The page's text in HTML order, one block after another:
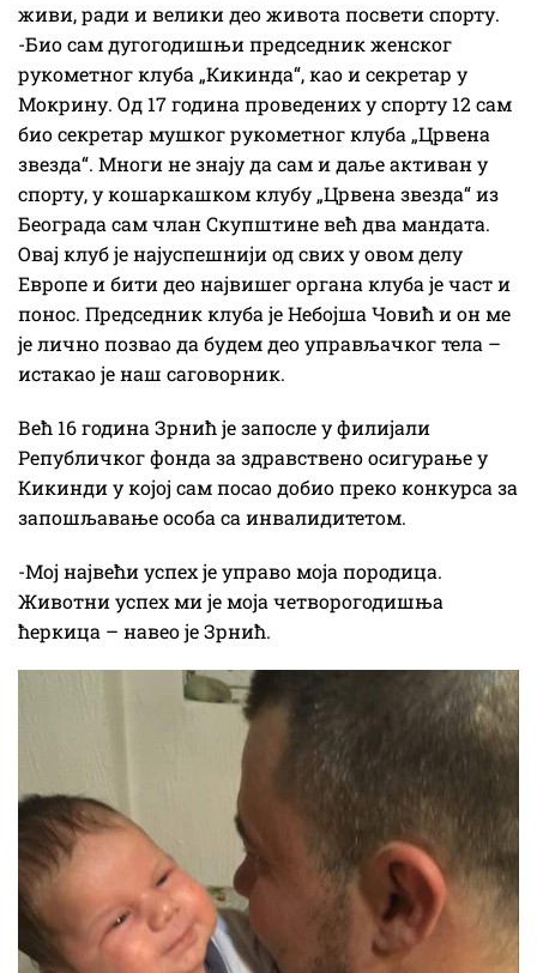
живи, ради и велики део живота посвети спорту.
-Био сам дугогодишњи председник женског
рукометног клуба „Кикинда“, као и секретар у
Мокрину. Од 17 година проведених у спорту 12 сам
био секретар мушког рукометног клуба „Црвена
звезда“. Многи не знају да сам и даље активан у
спорту, у кошаркашком клубу „Црвена звезда“ из
Београда сам члан Скупштине већ два мандата.
Овај клуб је најуспешнији од свих у овом делу
Европе и бити део највишег органа клуба је част и
понос. Председник клуба је Небојша Човић и он ме
је лично позвао да будем део управљачког тела –
истакао је наш саговорник.
Већ 16 година Зрнић је запосле у филијали
Републичког фонда за здравствено осигурање у
Кикинди у којој сам посао добио преко конкурса за
запошљавање особа са инвалидитетом.
-Мој највећи успех је управо моја породица.
Животни успех ми је моја четворогодишња
ћеркица – навео је Зрнић.